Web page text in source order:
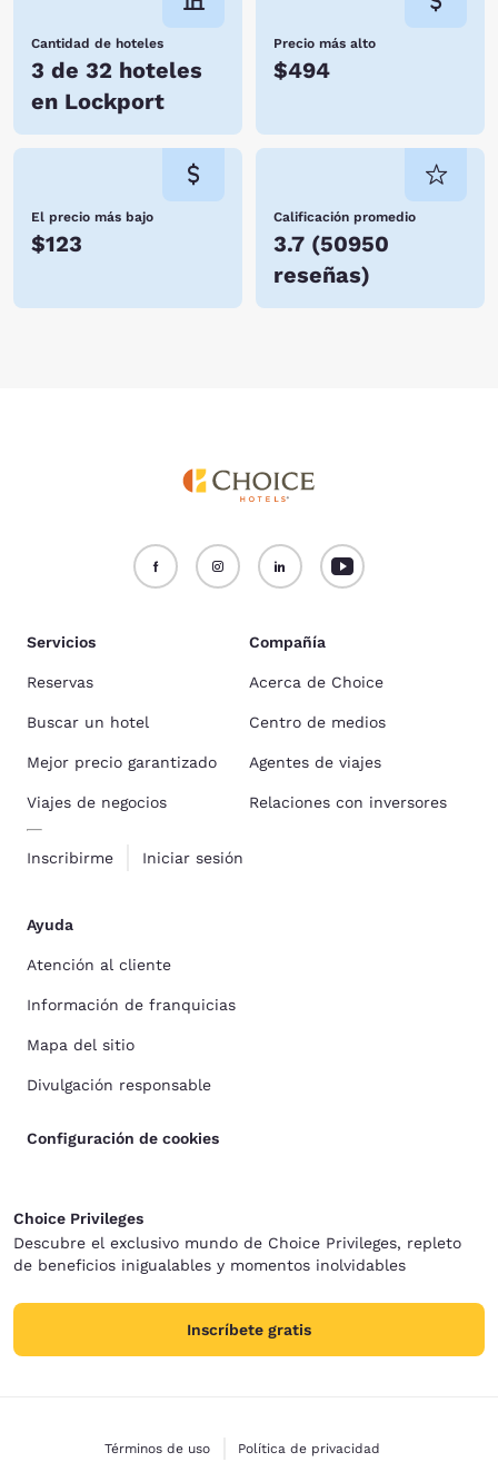
Cantidad de hoteles
3 de 32 hoteles
en Lockport
Precio más alto
$494
El precio más bajo
$123
Calificación promedio
3.7 (50950
reseñas)
Servicios
Reservas
Buscar un hotel
Mejor precio garantizado
Viajes de negocios
Inscribirme Iniciar sesión
Compañía
Acerca de Choice
Centro de medios
Agentes de viajes
Relaciones con inversores
Ayuda
Atención al cliente
Información de franquicias
Mapa del sitio
Divulgación responsable
Configuración de cookies
Choice Privileges
Descubre el exclusivo mundo de Choice Privileges, repleto
de beneficios inigualables y momentos inolvidables
Inscríbete gratis
Términos de uso Política de privacidad